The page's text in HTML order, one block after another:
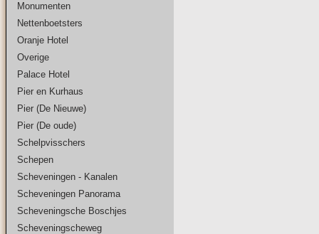
Monumenten
Nettenboetsters
Oranje Hotel
Overige
Palace Hotel
Pier en Kurhaus
Pier (De Nieuwe)
Pier (De oude)
Schelpvisschers
Schepen
Scheveningen - Kanalen
Scheveningen Panorama
Scheveningsche Boschjes
Scheveningscheweg